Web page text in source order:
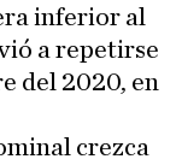
inferior al
a repetirse
del 2020, en
crezca